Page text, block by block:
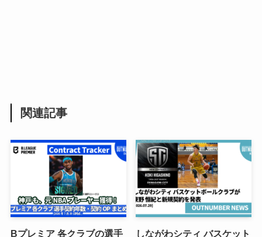
関連記事
Bプレミア 各クラブの選手
しながわシティ バスケット